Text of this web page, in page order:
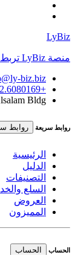
LyBiz
منصة LyBiz تربط العملاء بالأنشطة الموثوقة والعروض والسلع والخدمات داخل ليبيا بتجربة سريعة وواضحة.
biz.biz
+218.92.6080169
Bldg.
روابط سريعة روابط
الرئيسية
الدليل
التصنيفات
السلع
العروض
المميزون
الحساب الحساب